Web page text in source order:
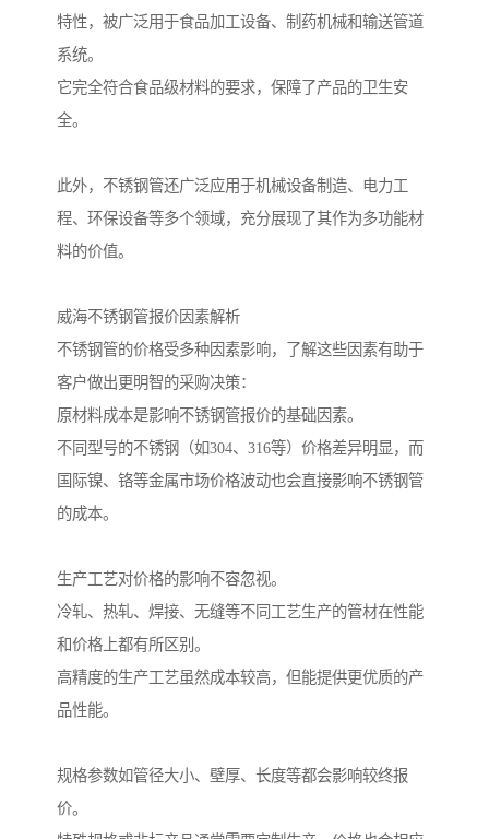
特性，被广泛用于食品加工设备、制药机械和输送管道
系统。
它完全符合食品级材料的要求，保障了产品的卫生安
全。
此外，不锈钢管还广泛应用于机械设备制造、电力工
程、环保设备等多个领域，充分展现了其作为多功能材
料的价值。
威海不锈钢管报价因素解析
不锈钢管的价格受多种因素影响，了解这些因素有助于
客户做出更明智的采购决策：
原材料成本是影响不锈钢管报价的基础因素。
不同型号的不锈钢（如304、316等）价格差异明显，而
国际镍、铬等金属市场价格波动也会直接影响不锈钢管
的成本。
生产工艺对价格的影响不容忽视。
冷轧、热轧、焊接、无缝等不同工艺生产的管材在性能
和价格上都有所区别。
高精度的生产工艺虽然成本较高，但能提供更优质的产
品性能。
规格参数如管径大小、壁厚、长度等都会影响较终报
价。